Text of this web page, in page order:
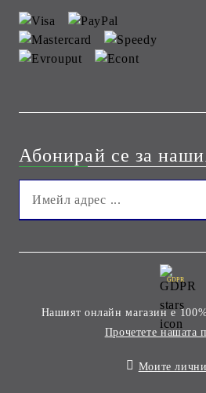
Абонирай се за
GDPR
Нашият онлайн магазин е
Прочетете нашата
Моите